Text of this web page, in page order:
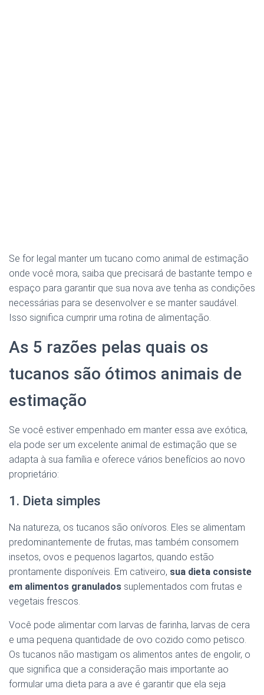
Se for legal manter um tucano como animal de estimação
onde você mora, saiba que precisará de bastante tempo e
espaço para garantir que sua nova ave tenha as condições
necessárias para se desenvolver e se manter saudável.
Isso significa cumprir uma rotina de alimentação.
As 5 razões pelas quais os
tucanos são ótimos animais de
estimação
Se você estiver empenhado em manter essa ave exótica,
ela pode ser um excelente animal de estimação que se
adapta à sua família e oferece vários benefícios ao novo
proprietário:
1. Dieta simples
Na natureza, os tucanos são onívoros. Eles se alimentam
predominantemente de frutas, mas também consomem
insetos, ovos e pequenos lagartos, quando estão
prontamente disponíveis. Em cativeiro, sua dieta consiste
em alimentos granulados suplementados com frutas e
vegetais frescos.
Você pode alimentar com larvas de farinha, larvas de cera
e uma pequena quantidade de ovo cozido como petisco.
Os tucanos não mastigam os alimentos antes de engolir, o
que significa que a consideração mais importante ao
formular uma dieta para a ave é garantir que ela seja